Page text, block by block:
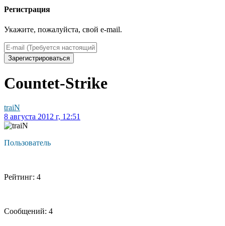
Регистрация
Укажите, пожалуйста, свой e-mail.
Зарегистрироваться
Countet-Strike
traiN
8 августа 2012 г, 12:51
Пользователь
Рейтинг: 4
Сообщений: 4